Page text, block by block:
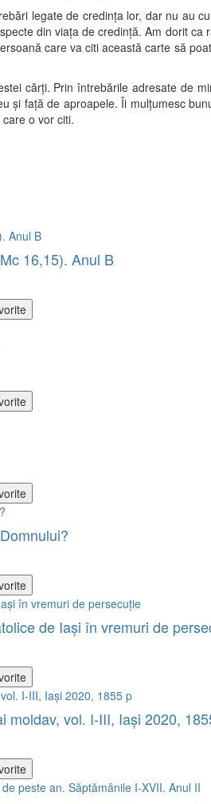
legate de credinţa lor, dar nu au
din viaţa de credinţă. Am dorit
care va citi această carte să
cărţi. Prin întrebările adresate de
şi faţă de aproapele. Îi mulţumesc
o vor citi.
16,15). Anul B
de Iaşi în vremuri de
moldav, vol. I-III, Iași 2020,